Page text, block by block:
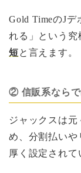
Gold TimeのJ
れる」という究
短と言えます。
② 信販系ならで
ジャックスは
め、分割払いや
厚く設定されて